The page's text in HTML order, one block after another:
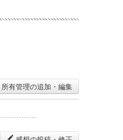
所有管理の追加・編集